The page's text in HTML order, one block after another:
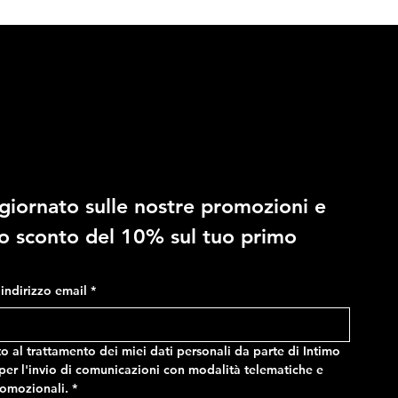
RAGNO - Costume in fantasia
mimetica, con tasche e vita
Prezzo
24,90 €
RAGNO - Slip regolabile in
microfibra stretch
sulle nostre promozioni e
sconto del 10% sul tuo primo
email *
al trattamento dei miei dati personali da parte di Intimo
l'invio di comunicazioni con modalità telematiche e
*